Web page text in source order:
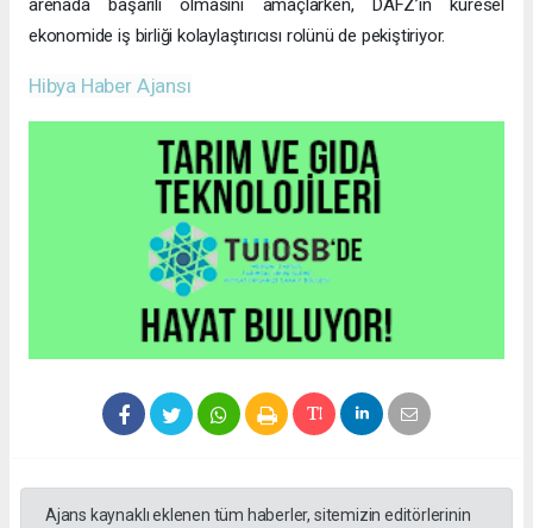
arenada başarılı olmasını amaçlarken, DAFZ’ın küresel
ekonomide iş birliği kolaylaştırıcısı rolünü de pekiştiriyor.
Hibya Haber Ajansı
Ajans kaynaklı eklenen tüm haberler, sitemizin editörlerinin